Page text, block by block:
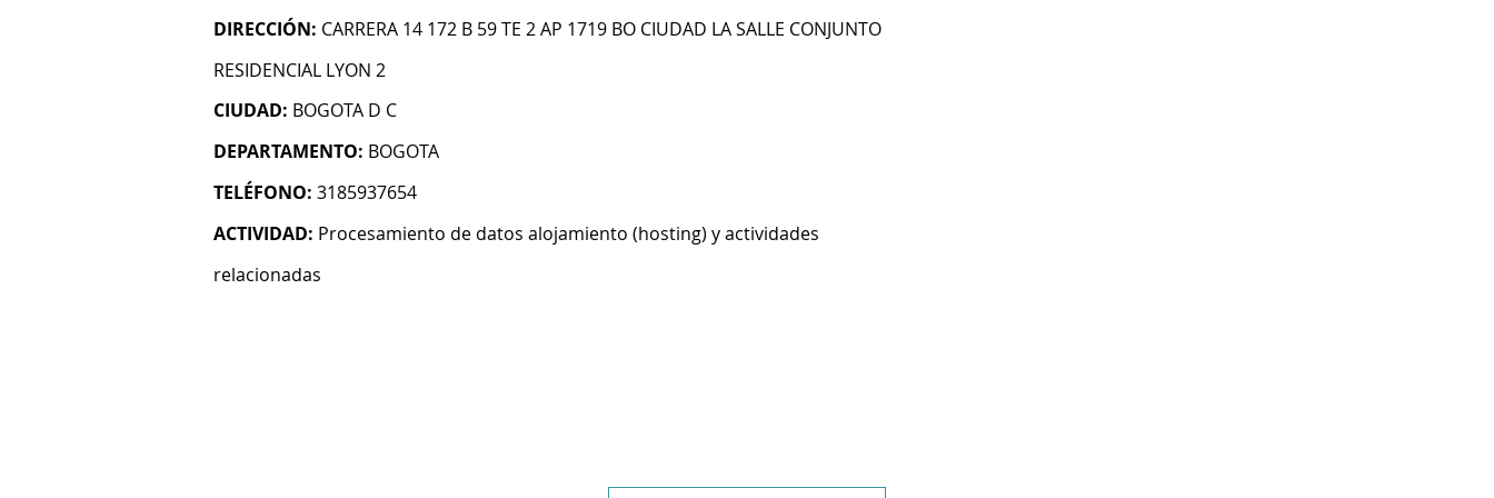
DIRECCIÓN: CARRERA 14 172 B 59 TE 2 AP 1719 BO CIUDAD LA SALLE CONJUNTO
RESIDENCIAL LYON 2
CIUDAD: BOGOTA D C
DEPARTAMENTO: BOGOTA
TELÉFONO: 3185937654
ACTIVIDAD: Procesamiento de datos alojamiento (hosting) y actividades
relacionadas